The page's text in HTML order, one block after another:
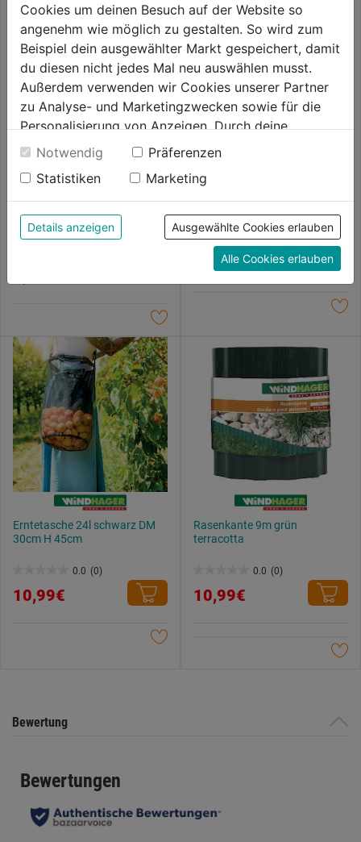
Gartenbag Kehrkante 150l
Grün
Flexikorb 51cm dunkelgrün 30l
0.0 (0)
0.0
10,59€
Erntetasche 24l schwarz DM
30cm H 45cm
0.0 (0)
von
10,99€
Rasenkante 9m grün
terracotta
0.0 (0)
von
10,99€
Bewertung
Cookies um deinen Besuch auf der Website so
angenehm wie möglich zu gestalten. So wird zum
Beispiel dein ausgewählter Markt gespeichert, damit
du diesen nicht jedes Mal neu auswählen musst.
Außerdem verwenden wir Cookies unserer Partner
zu Analyse- und Marketingzwecken sowie für die
Personalisierung von Anzeigen. Durch deine
Einwilligung werden die Daten von Drittanbieter,
unter anderem auch in den USA, verarbeitet.
Durch Klick auf "Alle Cookies erlauben" stimmst du
der Verwendung aller Cookies zu. Unter "Details
anzeigen" findest du alle Infos zu den
unterschiedlichen Cookies, unter "Cookies
Konfigurieren" kannst du auswählen, welche Cookies
du zulassen möchtest und welche nicht.
Datenschutzerklärung.
Notwendig
Präferenzen
Statistiken
Marketing
Details anzeigen Ausgewählte Cookies erlauben
Alle Cookies erlauben